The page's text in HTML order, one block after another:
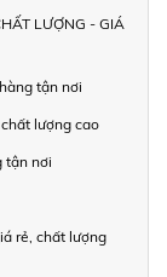
LƯỢNG - GIÁ
tận nơi
lượng cao
tận nơi
rẻ, chất lượng